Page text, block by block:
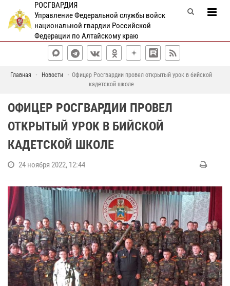
РОСГВАРДИЯ
Управление Федеральной службы войск
национальной гвардии Российской
Федерации по Алтайскому краю
Главная Новости
Офицер Росгвардии провел открытый урок в бийской
кадетской школе
ОФИЦЕР РОСГВАРДИИ ПРОВЕЛ
ОТКРЫТЫЙ УРОК В БИЙСКОЙ
КАДЕТСКОЙ ШКОЛЕ
24 ноября 2022, 12:44